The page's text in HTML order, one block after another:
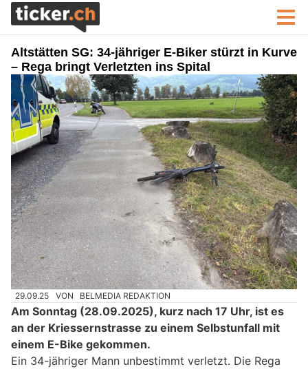
Altstätten SG: 34-jähriger E-Biker stürzt in Kurve
– Rega bringt Verletzten ins Spital
29.09.25 VON BELMEDIA REDAKTION
Am Sonntag (28.09.2025), kurz nach 17 Uhr, ist es
an der Kriessernstrasse zu einem Selbstunfall mit
einem E-Bike gekommen.
Ein 34-jähriger Mann unbestimmt verletzt. Die Rega